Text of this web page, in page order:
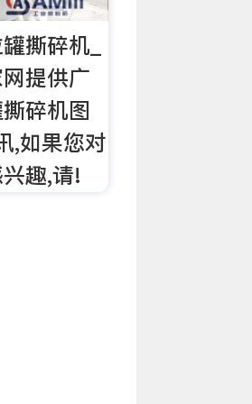
撕碎机_
提供广
碎机图
,如果您对
趣,请!